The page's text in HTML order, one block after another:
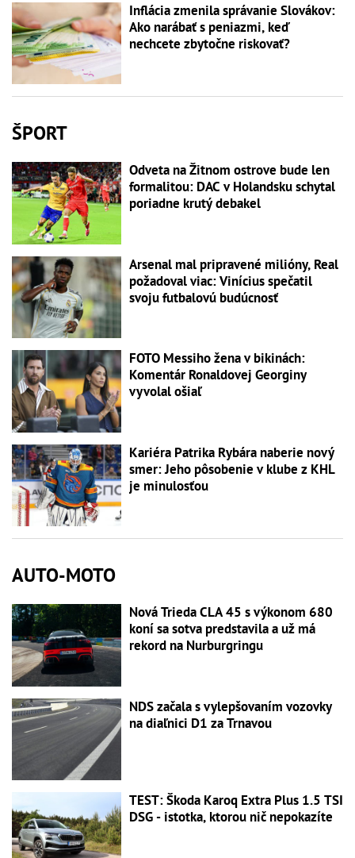
Inflácia zmenila správanie Slovákov:
Ako narábať s peniazmi, keď
nechcete zbytočne riskovať?
ŠPORT
Odveta na Žitnom ostrove bude len
formalitou: DAC v Holandsku schytal
poriadne krutý debakel
Arsenal mal pripravené milióny, Real
požadoval viac: Vinícius spečatil
svoju futbalovú budúcnosť
FOTO Messiho žena v bikinách:
Komentár Ronaldovej Georginy
vyvolal ošiaľ
Kariéra Patrika Rybára naberie nový
smer: Jeho pôsobenie v klube z KHL
je minulosťou
AUTO-MOTO
Nová Trieda CLA 45 s výkonom 680
koní sa sotva predstavila a už má
rekord na Nurburgringu
NDS začala s vylepšovaním vozovky
na diaľnici D1 za Trnavou
TEST: Škoda Karoq Extra Plus 1.5 TSI
DSG - istotka, ktorou nič nepokazíte